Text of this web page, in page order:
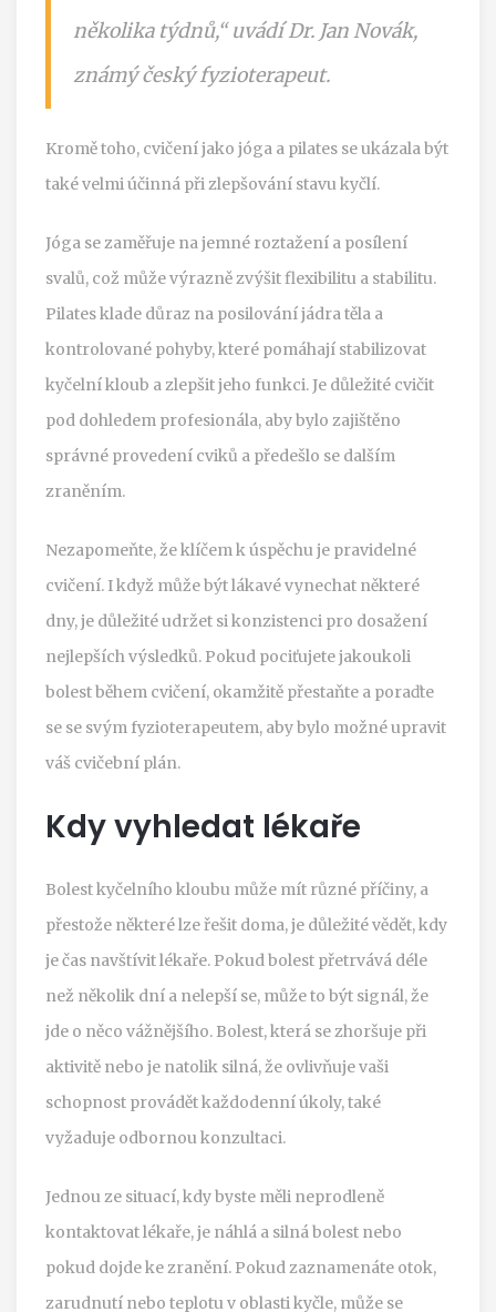
několika týdnů,“ uvádí Dr. Jan Novák,
známý český fyzioterapeut.
Kromě toho, cvičení jako jóga a pilates se ukázala být
také velmi účinná při zlepšování stavu kyčlí.
Jóga se zaměřuje na jemné roztažení a posílení
svalů, což může výrazně zvýšit flexibilitu a stabilitu.
Pilates klade důraz na posilování jádra těla a
kontrolované pohyby, které pomáhají stabilizovat
kyčelní kloub a zlepšit jeho funkci. Je důležité cvičit
pod dohledem profesionála, aby bylo zajištěno
správné provedení cviků a předešlo se dalším
zraněním.
Nezapomeňte, že klíčem k úspěchu je pravidelné
cvičení. I když může být lákavé vynechat některé
dny, je důležité udržet si konzistenci pro dosažení
nejlepších výsledků. Pokud pociťujete jakoukoli
bolest během cvičení, okamžitě přestaňte a poraďte
se se svým fyzioterapeutem, aby bylo možné upravit
váš cvičební plán.
Kdy vyhledat lékaře
Bolest kyčelního kloubu může mít různé příčiny, a
přestože některé lze řešit doma, je důležité vědět, kdy
je čas navštívit lékaře. Pokud bolest přetrvává déle
než několik dní a nelepší se, může to být signál, že
jde o něco vážnějšího. Bolest, která se zhoršuje při
aktivitě nebo je natolik silná, že ovlivňuje vaši
schopnost provádět každodenní úkoly, také
vyžaduje odbornou konzultaci.
Jednou ze situací, kdy byste měli neprodleně
kontaktovat lékaře, je náhlá a silná bolest nebo
pokud dojde ke zranění. Pokud zaznamenáte otok,
zarudnutí nebo teplotu v oblasti kyčle, může se